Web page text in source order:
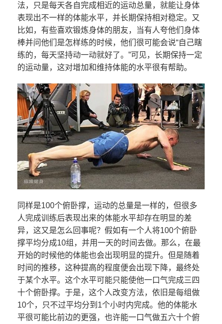
法，只是每天各自完成相近的运动总量，就能让身体
表现出不一样的体能水平，并长期保持相对稳定。又
比如，有些喜欢锻炼身体的朋友，当有人夸他们身体
棒并问他们是怎样练的时候，他们很可能会说“自己瞎
练的，每天坚持动一动就好了。”可见，长期保持一定
的运动量，这对增加和维持体能的水平很有帮助。
同样是100个俯卧撑，运动的总量是一样的，但很多
人完成训练后表现出来的体能水平却存在明显的差
异，这又是怎么回事呢？假如有一个人将100个俯卧
撑平均分成10组，并用一天的时间去做。那么，在最
开始的时候他的体能也会出现明显的提升。但是随着
时间的推移，这种提高的程度便会出现下降，最终处
于某个水平。这个水平可能只能使他一口气完成三四
十个俯卧撑。于是，这个人改变方法，依旧是每组做
10个，只不过平均分到1个小时内完成。他的体能水
平很可能比前边的更强，也许能一口气做五六十个俯